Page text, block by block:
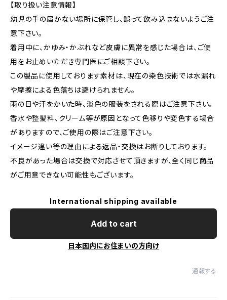
【取り扱い注意情報】
幼児の手の届かない場所に保管し、誤って飲み込まないようご注
意下さい。
着用中に、かゆみ・かぶれなど皮膚に異常を感じた場合は、ご使
用をお止めいただき専門医にご相談下さい。
この製品に使用しております素材は、現在の染色技術では水漏れ
や摩擦による色落ちは避けられません。
雨の日や汗をかいた時、淡色の服装をされる際はご注意下さい。
香水や整髪料、クリーム等が原因となって色移りや変色する場合
がありますので、ご使用の際はご注意下さい。
イメージ違い等の理由による返品・交換はお断りしております。
不良があった場合は交換で対応させて頂きますが、全く同じ商品
がご用意できない可能性もございます。
International shipping available
Add to cart
日本国内にお住まいの方向け
通報する